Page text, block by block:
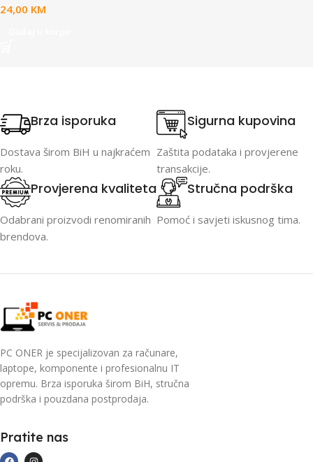
24,00 KM
Brza isporuka
Dostava širom BiH u najkraćem
roku.
Sigurna kupovina
Zaštita podataka i provjerene
transakcije.
Provjerena kvaliteta
Odabrani proizvodi renomiranih
brendova.
Stručna podrška
Pomoć i savjeti iskusnog tima.
PC ONER je specijalizovan za računare,
laptope, komponente i profesionalnu IT
opremu. Brza isporuka širom BiH, stručna
podrška i pouzdana postprodaja.
Pratite nas